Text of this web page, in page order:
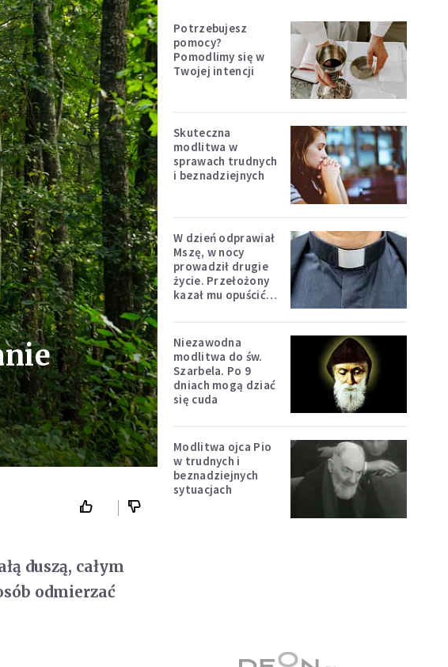
duszą, całym
odmierzać
Potrzebujesz
pomocy?
Pomodlimy się w
Twojej intencji
Skuteczna
modlitwa w
sprawach trudnych
i beznadziejnych
W dzień odprawiał
Mszę, w nocy
prowadził drugie
życie. Przełożony
kazał mu opuścić
Niezawodna
modlitwa do św.
Szarbela. Po 9
dniach mogą dziać
się cuda
Modlitwa ojca Pio
w trudnych i
beznadziejnych
sytuacjach